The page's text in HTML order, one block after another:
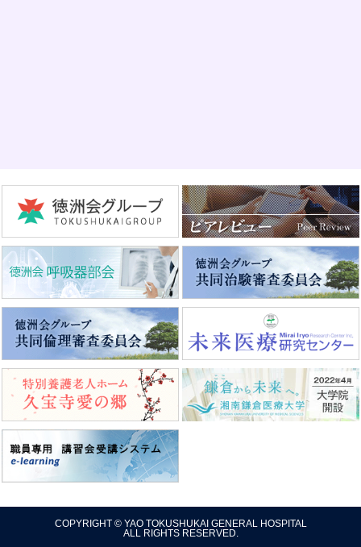
COPYRIGHT © YAO TOKUSHUKAI GENERAL HOSPITAL
ALL RIGHTS RESERVED.